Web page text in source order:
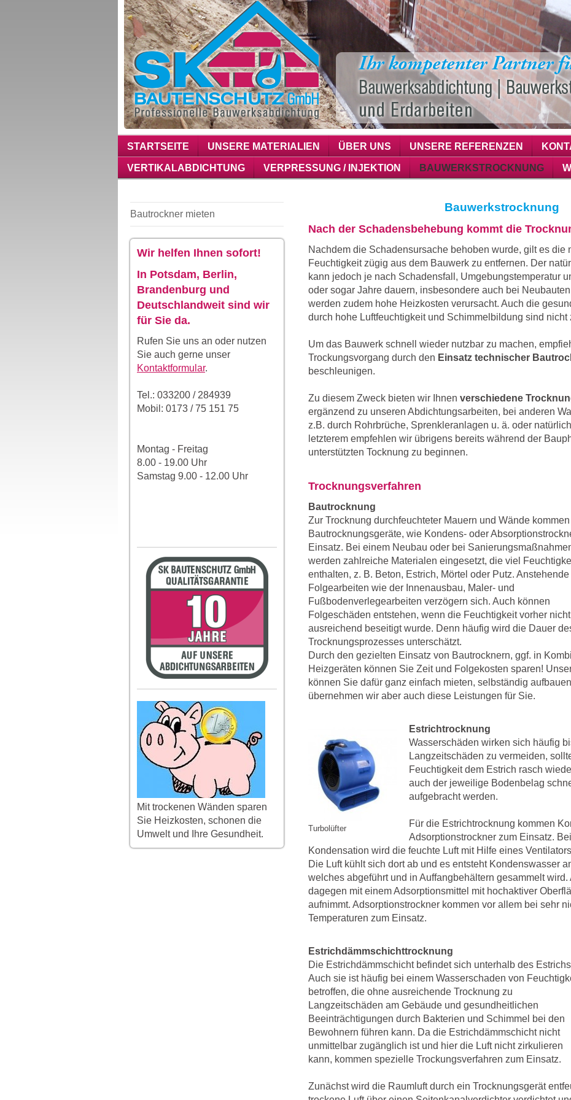
STARTSEITE UNSERE MATERIALIEN ÜBER UNS UNSERE REFERENZEN
VERTIKALABDICHTUNG VERPRESSUNG / INJEKTION BAUWERKSTROCKNUNG
Bautrockner mieten
Wir helfen Ihnen sofort!
In Potsdam, Berlin,
Brandenburg und
Deutschlandweit sind wir
für Sie da.
Rufen Sie uns an oder nutzen
Sie auch gerne unser
Kontaktformular.
Tel.: 033200 / 284939
Mobil: 0173 / 75 151 75
Montag - Freitag
8.00 - 19.00 Uhr
Samstag 9.00 - 12.00 Uhr
Mit trockenen Wänden sparen
Sie Heizkosten, schonen die
Umwelt und Ihre Gesundheit.
Bauwerkstrocknung
Nach der Schadensbehebung kommt die
Nachdem die Schadensursache behoben wurde, gilt es die
Feuchtigkeit zügig aus dem Bauwerk zu entfernen. Der
kann jedoch je nach Schadensfall, Umgebungstemperatur
oder sogar Jahre dauern, insbesondere auch bei
werden zudem hohe Heizkosten verursacht. Auch die
durch hohe Luftfeuchtigkeit und Schimmelbildung sind nicht
Um das Bauwerk schnell wieder nutzbar zu machen,
Trockungsvorgang durch den Einsatz technischer
beschleunigen.
Zu diesem Zweck bieten wir Ihnen verschiedene
ergänzend zu unseren Abdichtungsarbeiten, bei anderen
z.B. durch Rohrbrüche, Sprenkleranlagen u. ä. oder
letzterem empfehlen wir übrigens bereits während der
unterstützten Tocknung zu beginnen.
Trocknungsverfahren
Bautrocknung
Zur Trocknung durchfeuchteter Mauern und Wände kommen
Bautrocknungsgeräte, wie Kondens- oder
Einsatz. Bei einem Neubau oder bei
werden zahlreiche Materialen eingesetzt, die viel
enthalten, z. B. Beton, Estrich, Mörtel oder Putz. Anstehende
Folgearbeiten wie der Innenausbau, Maler- und
Fußbodenverlegearbeiten verzögern sich. Auch können
Folgeschäden entstehen, wenn die Feuchtigkeit vorher nicht
ausreichend beseitigt wurde. Denn häufig wird die Dauer
Trocknungsprozesses unterschätzt.
Durch den gezielten Einsatz von Bautrocknern, ggf. in
Heizgeräten können Sie Zeit und Folgekosten sparen!
können Sie dafür ganz einfach mieten, selbständig
übernehmen wir aber auch diese Leistungen für Sie.
Turbolüfter
Estrichtrocknung
Wasserschäden wirken sich häufig
Langzeitschäden zu vermeiden,
Feuchtigkeit dem Estrich rasch
auch der jeweilige Bodenbelag
aufgebracht werden.
Für die Estrichtrocknung kommen
Adsorptionstrockner zum Einsatz.
Kondensation wird die feuchte Luft mit Hilfe eines
Die Luft kühlt sich dort ab und es entsteht Kondenswasser
welches abgeführt und in Auffangbehältern gesammelt
dagegen mit einem Adsorptionsmittel mit hochaktiver
aufnimmt. Adsorptionstrockner kommen vor allem bei sehr
Temperaturen zum Einsatz.
Estrichdämmschichttrocknung
Die Estrichdämmschicht befindet sich unterhalb des
Auch sie ist häufig bei einem Wasserschaden von
betroffen, die ohne ausreichende Trocknung zu
Langzeitschäden am Gebäude und gesundheitlichen
Beeinträchtigungen durch Bakterien und Schimmel bei den
Bewohnern führen kann. Da die Estrichdämmschicht nicht
unmittelbar zugänglich ist und hier die Luft nicht zirkulieren
kann, kommen spezielle Trockungsverfahren zum Einsatz.
Zunächst wird die Raumluft durch ein Trocknungsgerät